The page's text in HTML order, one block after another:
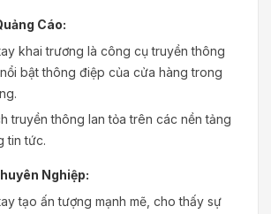
Cáo:
khai trương là công cụ truyền thông
nổi bật thông điệp của cửa hàng trong
truyền thông lan tỏa trên các nền tảng
tin tức.
Nghiệp:
tạo ấn tượng mạnh mẽ, cho thấy sự